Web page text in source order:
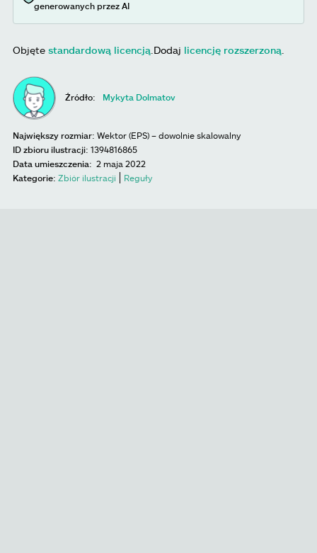
generowanych przez AI
Objęte standardową licencją Dodaj licencję rozszerzoną
Źródło: Mykyta Dolmatov
Największy rozmiar: Wektor (EPS) – dowolnie skalowalny
ID zbioru ilustracji: 1394816865
Data umieszczenia: 2 maja 2022
Kategorie: Zbiór ilustracji Reguły